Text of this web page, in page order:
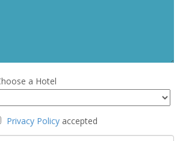
a Hotel
Privacy Policy accepted